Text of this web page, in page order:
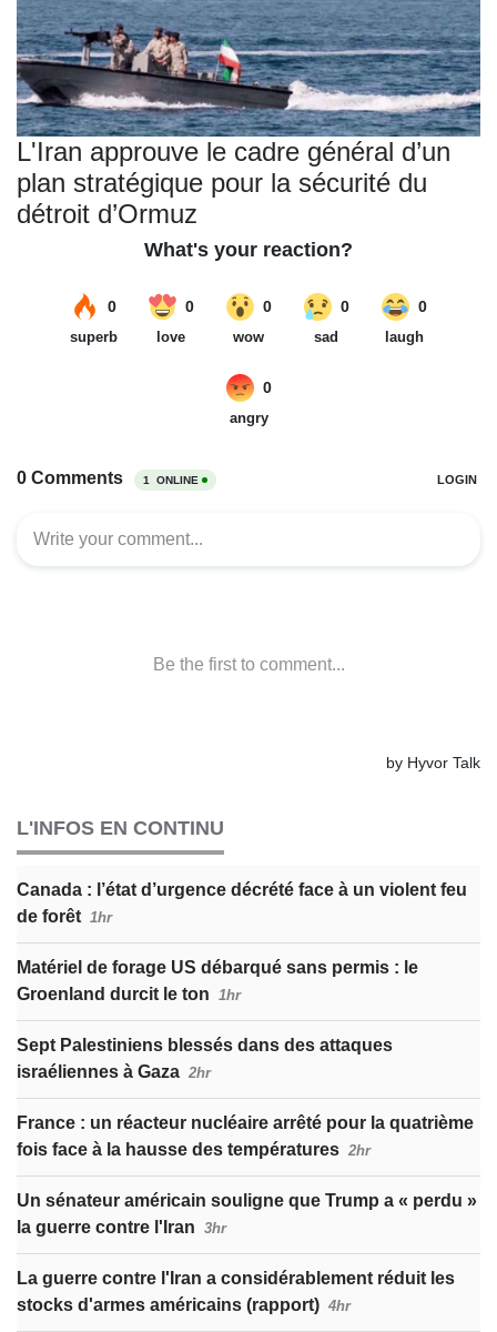
L'Iran approuve le cadre général d’un
plan stratégique pour la sécurité du
détroit d’Ormuz
L'INFOS EN CONTINU
Canada : l’état d’urgence décrété face à un violent feu
de forêt 1hr
Matériel de forage US débarqué sans permis : le
Groenland durcit le ton 1hr
Sept Palestiniens blessés dans des attaques
israéliennes à Gaza 2hr
France : un réacteur nucléaire arrêté pour la quatrième
fois face à la hausse des températures 2hr
Un sénateur américain souligne que Trump a « perdu »
la guerre contre l'Iran 3hr
La guerre contre l'Iran a considérablement réduit les
stocks d'armes américains (rapport) 4hr